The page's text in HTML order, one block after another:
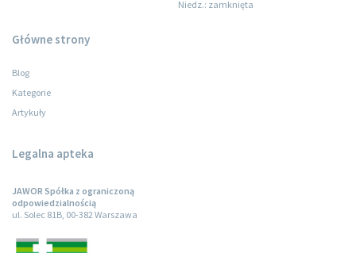
Niedz.: zamknięta
Główne strony
Blog
Kategorie
Artykuły
Legalna apteka
JAWOR Spółka z ograniczoną
odpowiedzialnością
ul. Solec 81B, 00-382 Warszawa